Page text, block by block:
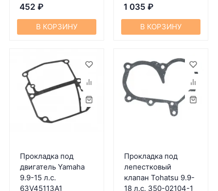
452 ₽
В КОРЗИНУ
1 035 ₽
В КОРЗИНУ
Прокладка под
двигатель Yamaha
9.9-15 л.с.
63V45113A1
Прокладка под
лепестковый
клапан Tohatsu 9.9-
18 л.с. 350-02104-1